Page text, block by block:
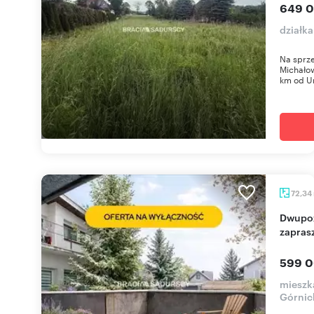
649
Na
km od
72,34
Dwupoziomowe 72 m² z tarasem i prywatnością -
599